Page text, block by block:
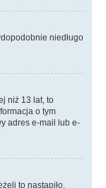
niedługo
niż 13 lat, to
o tym
adres e-mail lub e-
to nastąpiło,